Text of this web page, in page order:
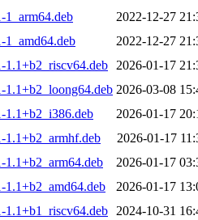
1_arm64.deb
2022-12-27
1_amd64.deb
2022-12-27
1.1+b2_riscv64.deb
2026-01-17
1.1+b2_loong64.deb 2026-03-08
1.1+b2_i386.deb
2026-01-17
1.1+b2_armhf.deb
2026-01-17
1.1+b2_arm64.deb
2026-01-17
1.1+b2_amd64.deb
2026-01-17
1.1+b1_riscv64.deb
2024-10-31